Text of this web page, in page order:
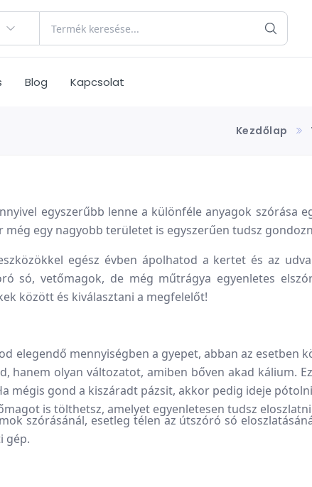
Blog Kapcsolat
Kezdőlap
egyszerűbb lenne a különféle anyagok szórása
egy nagyobb területet is egyszerűen tudsz
egész évben ápolhatod a kertet és az
só, vetőmagok, de még műtrágya egyenletes
között és kiválasztani a megfelelőt!
elegendő mennyiségben a gyepet, abban az esetben
hanem olyan változatot, amiben bőven akad kálium.
mégis gond a kiszáradt pázsit, akkor pedig ideje
is tölthetsz, amelyet egyenletesen tudsz
szórásánál, esetleg télen az útszóró só
gép.